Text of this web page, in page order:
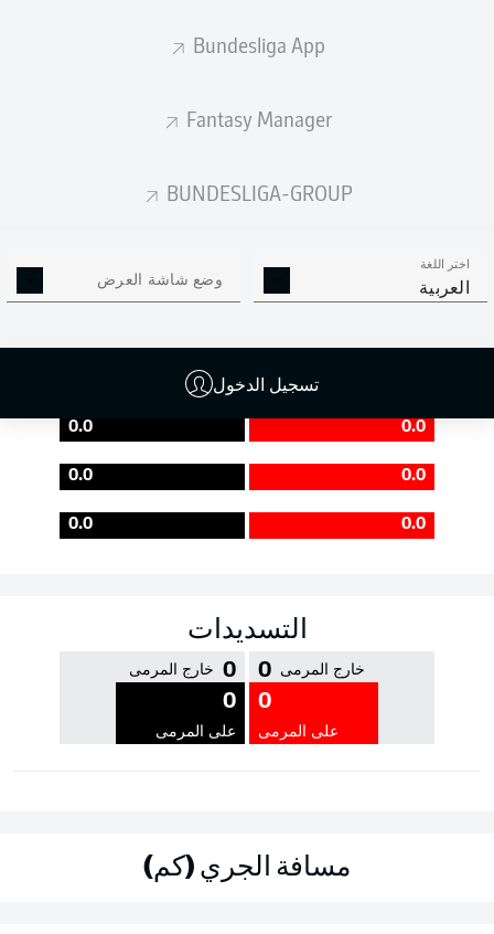
Bundesliga App
Fantasy Manager
BUNDESLIGA-GROUP
اختر اللغة
العربية وضع شاشة العرض
تسجيل الدخول
0
0 % الدقة 0 %
جودة التمرير
0.0
0.0
0.0
0.0
0.0
0.0
التسديدات
0 خارج المرمى
0
على المرمى
0 خارج المرمى
0
على المرمى
مسافة الجري (كم)